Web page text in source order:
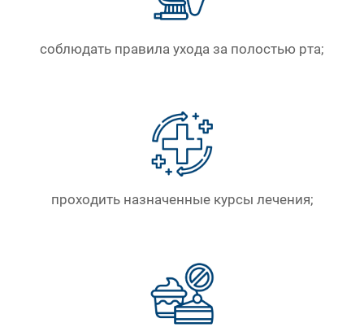
соблюдать правила ухода за полостью рта;
проходить назначенные курсы лечения;